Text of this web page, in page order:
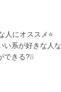
人にオススメ⭐
系が好きな人
できる?❕❕